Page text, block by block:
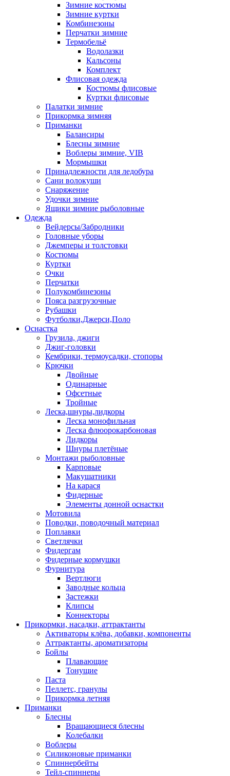
Зимние костюмы
Зимние куртки
Комбинезоны
Перчатки зимние
Термобельё
Водолазки
Кальсоны
Комплект
Флисовая одежда
Костюмы флисовые
Куртки флисовые
Палатки зимние
Прикормка зимняя
Приманки
Балансиры
Блесны зимние
Воблеры зимние, VIB
Мормышки
Принадлежности для ледобура
Сани волокуши
Снаряжение
Удочки зимние
Ящики зимние рыболовные
Одежда
Вейдерсы/Забродники
Головные уборы
Джемперы и толстовки
Костюмы
Куртки
Очки
Перчатки
Полукомбинезоны
Пояса разгрузочные
Рубашки
Футболки,Джерси,Поло
Оснастка
Грузила, джиги
Джиг-головки
Кембрики, термоусадки, стопоры
Крючки
Двойные
Одинарные
Офсетные
Тройные
Леска,шнуры,лидкоры
Леска монофильная
Леска флюорокарбоновая
Лидкоры
Шнуры плетёные
Монтажи рыболовные
Карповые
Макушатники
На карася
Фидерные
Элементы донной оснастки
Мотовила
Поводки, поводочный материал
Поплавки
Светлячки
Фидергам
Фидерные кормушки
Фурнитура
Вертлюги
Заводные кольца
Застежки
Клипсы
Коннекторы
Прикормки, насадки, аттрактанты
Активаторы клёва, добавки, компоненты
Аттрактанты, ароматизаторы
Бойлы
Плавающие
Тонущие
Паста
Пеллетс, гранулы
Прикормка летняя
Приманки
Блесны
Вращающиеся блесны
Колебалки
Воблеры
Силиконовые приманки
Спиннербейты
Тейл-спиннеры